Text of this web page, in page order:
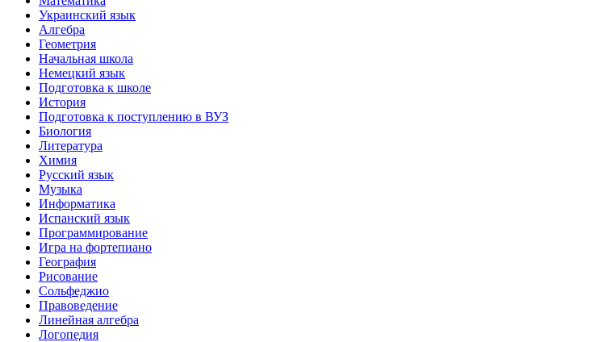
Украинский язык
Алгебра
Геометрия
Начальная школа
Немецкий язык
Подготовка к школе
История
Подготовка к поступлению в ВУЗ
Биология
Литература
Химия
Русский язык
Музыка
Информатика
Испанский язык
Программирование
Игра на фортепиано
География
Рисование
Сольфеджио
Правоведение
Линейная алгебра
Логопедия